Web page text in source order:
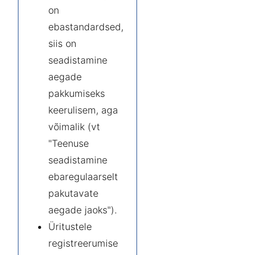
on
ebastandardsed,
siis on
seadistamine
aegade
pakkumiseks
keerulisem, aga
võimalik (vt
"Teenuse
seadistamine
ebaregulaarselt
pakutavate
aegade jaoks").
Üritustele
registreerumise